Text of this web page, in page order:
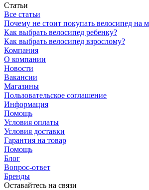
Статьи
Все статьи
Почему не стоит покупать велосипед на
Как выбрать велосипед ребенку?
Как выбрать велосипед взрослому?
Компания
О компании
Новости
Вакансии
Магазины
Пользовательское соглашение
Информация
Помощь
Условия оплаты
Условия доставки
Гарантия на товар
Помощь
Блог
Вопрос-ответ
Бренды
Оставайтесь на связи